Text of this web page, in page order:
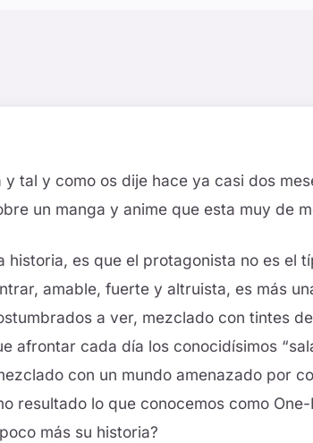
tal y como os dije hace ya casi dos
un manga y anime que esta muy de
historia, es que el protagonista no es el
amable, fuerte y altruista, es más
a ver, mezclado con tintes
afrontar cada día los conocidísimos
con un mundo amenazado por
resultado lo que conocemos como
más su historia?